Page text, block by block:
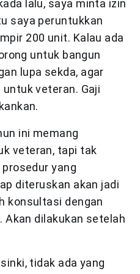
lalu, saya minta izin
saya peruntukkan
200 unit. Kalau ada
untuk bangun
lupa sekda, agar
veteran. Gaji
ini memang
veteran, tapi tak
yang
diteruskan akan jadi
konsultasi dengan
Akan dilakukan setelah
tidak ada yang